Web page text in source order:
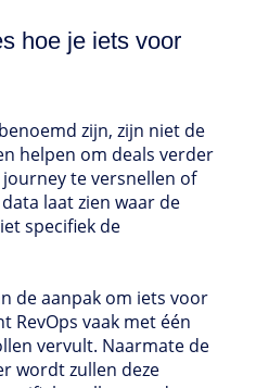
hoe je iets voor
zijn, zijn niet de
helpen om deals verder
te versnellen of
laat zien waar de
specifiek de
de aanpak om iets voor
RevOps vaak met één
vervult. Naarmate de
wordt zullen deze